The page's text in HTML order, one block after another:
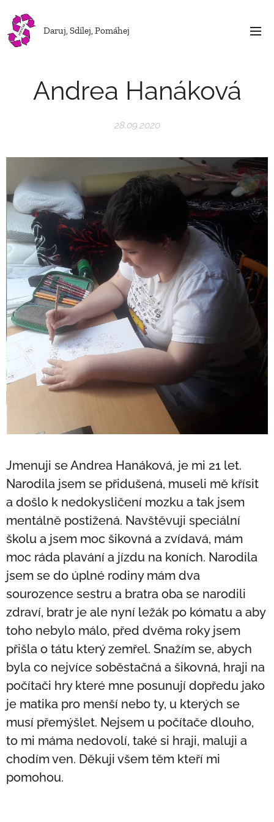
Daruj, Sdílej, Pomáhej
Andrea Hanáková
28.09.2020
Jmenuji se Andrea Hanáková, je mi 21 let.
Narodila jsem se přidušená, museli mě křísit
a došlo k nedokysličení mozku a tak jsem
mentálně postižená. Navštěvuji speciální
školu a jsem moc šikovná a zvídavá, mám
moc ráda plavání a jízdu na koních. Narodila
jsem se do úplné rodiny mám dva
sourozence sestru a bratra oba se narodili
zdraví, bratr je ale nyní ležák po kómatu a aby
toho nebylo málo, před dvěma roky jsem
přišla o tátu který zemřel. Snažím se, abych
byla co nejvíce soběstačná a šikovná, hraji na
počítači hry které mne posunují dopředu jako
je matika pro menší nebo ty, u kterých se
musí přemýšlet. Nejsem u počítače dlouho,
to mi máma nedovolí, také si hraji, maluji a
chodím ven. Děkuji všem těm kteří mi
pomohou.